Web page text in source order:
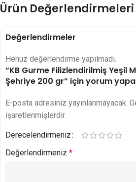
Ürün Değerlendirmeleri
Değerlendirmeler
Henüz değerlendirme yapılmadı.
“KB Gurme Filizlendirilmiş Yeşil
Şehriye 200 gr” için yorum
E-posta adresiniz yayınlanmayacak.
işaretlenmişlerdir
Derecelendirmeniz
Değerlendirmeniz *